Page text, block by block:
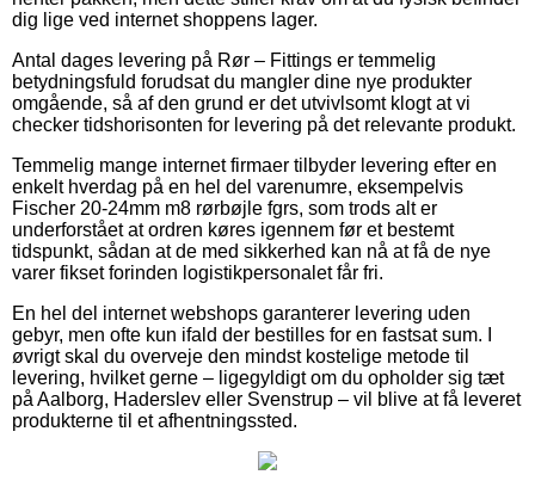
dig lige ved internet shoppens lager.
Antal dages levering på Rør – Fittings er temmelig
betydningsfuld forudsat du mangler dine nye produkter
omgående, så af den grund er det utvivlsomt klogt at vi
checker tidshorisonten for levering på det relevante produkt.
Temmelig mange internet firmaer tilbyder levering efter en
enkelt hverdag på en hel del varenumre, eksempelvis
Fischer 20-24mm m8 rørbøjle fgrs, som trods alt er
underforstået at ordren køres igennem før et bestemt
tidspunkt, sådan at de med sikkerhed kan nå at få de nye
varer fikset forinden logistikpersonalet får fri.
En hel del internet webshops garanterer levering uden
gebyr, men ofte kun ifald der bestilles for en fastsat sum. I
øvrigt skal du overveje den mindst kostelige metode til
levering, hvilket gerne – ligegyldigt om du opholder sig tæt
på Aalborg, Haderslev eller Svenstrup – vil blive at få leveret
produkterne til et afhentningssted.